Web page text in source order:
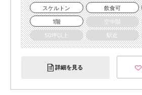
スケルトン
飲食可
1階
空中階
50坪以上
駅近
詳細を見る